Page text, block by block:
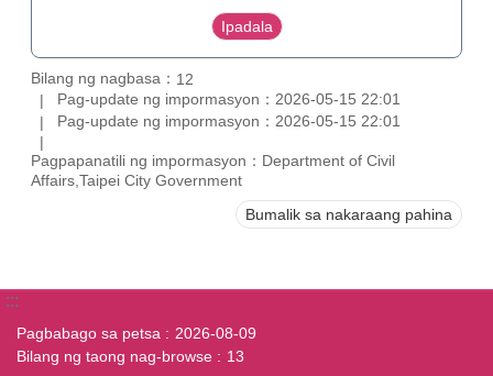
Bilang ng nagbasa： 12
Pag-update ng impormasyon：2026-05-15 22:01
Pag-update ng impormasyon：2026-05-15 22:01
Pagpapanatili ng impormasyon：Department of Civil
Affairs,Taipei City Government
Bumalik sa nakaraang pahina
:::
Pagbabago sa petsa
2026-08-09
Bilang ng taong nag-browse
13